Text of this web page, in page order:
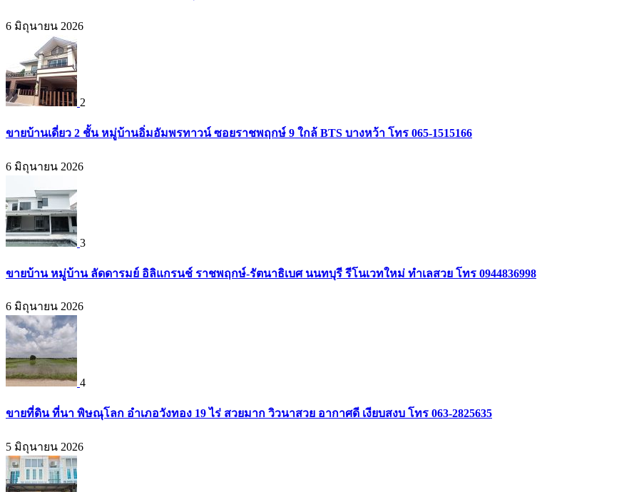
6 มิถุนายน 2026
2
ขายบ้านเดี่ยว 2 ชั้น หมู่บ้านอิ่มอัมพรทาวน์ ซอยราชพฤกษ์ 9 ใกล้ BTS บางหว้า โทร 065-1515166
6 มิถุนายน 2026
3
ขายบ้าน หมู่บ้าน ลัดดารมย์ อิลิแกรนช์ ราชพฤกษ์-รัตนาธิเบศ นนทบุรี รีโนเวทใหม่ ทำเลสวย โทร 0944836998
6 มิถุนายน 2026
4
ขายที่ดิน ที่นา พิษณุโลก อำเภอวังทอง 19 ไร่ สวยมาก วิวนาสวย อากาศดี เงียบสงบ โทร 063-2825635
5 มิถุนายน 2026